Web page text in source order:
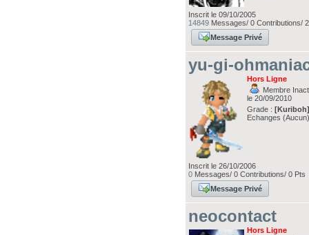
Inscrit le 09/10/2005
14849 Messages/ 0 Contributions/
Message Privé
yu-gi-
Hors Ligne
Membre
le 20/09/2010
Grade :
Echanges
Inscrit le 26/10/2006
0 Messages/ 0 Contributions/ 0 Pts
Message Privé
neocontact
Hors Ligne